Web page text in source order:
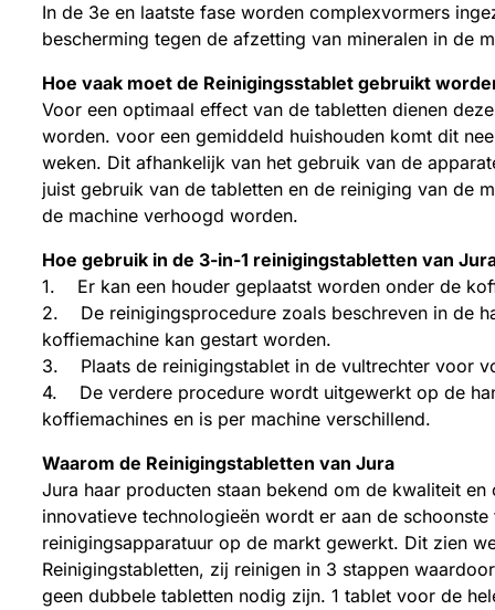
In de 3e en laatste fase worden complexvormers
bescherming tegen de afzetting van mineralen in de
Hoe vaak moet de Reinigingsstablet gebruikt
Voor een optimaal effect van de tabletten dienen
worden. voor een gemiddeld huishouden komt dit
weken. Dit afhankelijk van het gebruik van de
juist gebruik van de tabletten en de reiniging van de
de machine verhoogd worden.
Hoe gebruik in de 3-in-1 reinigingstabletten van
1. Er kan een houder geplaatst worden onder de
2. De reinigingsprocedure zoals beschreven in de
koffiemachine kan gestart worden.
3. Plaats de reinigingstablet in de vultrechter voor
4. De verdere procedure wordt uitgewerkt op de
koffiemachines en is per machine verschillend.
Waarom de Reinigingstabletten van Jura
Jura haar producten staan bekend om de kwaliteit
innovatieve technologieën wordt er aan de
reinigingsapparatuur op de markt gewerkt. Dit zien
Reinigingstabletten, zij reinigen in 3 stappen
geen dubbele tabletten nodig zijn. 1 tablet voor de